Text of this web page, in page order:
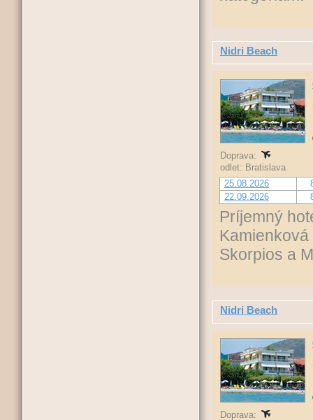
Nidri Beach
Doprava:
odlet: Bratislava
25.08.2026
22.09.2026
Príjemný
Skorpios a
Nidri Beach
Doprava: